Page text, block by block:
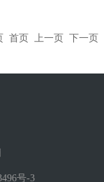
首页 上一页 下一页
号-3